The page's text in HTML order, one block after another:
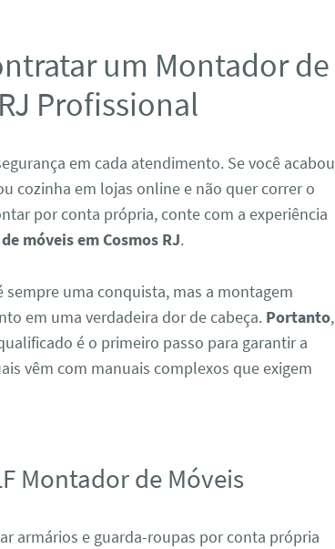
um Montador de
Profissional
em cada atendimento. Se você acabou
cozinha em lojas online e não quer correr o
por conta própria, conte com a experiência
móveis em Cosmos RJ.
uma conquista, mas a montagem
em uma verdadeira dor de cabeça. Portanto,
é o primeiro passo para garantir a
vêm com manuais complexos que exigem
Montador de Móveis
armários e guarda-roupas por conta própria